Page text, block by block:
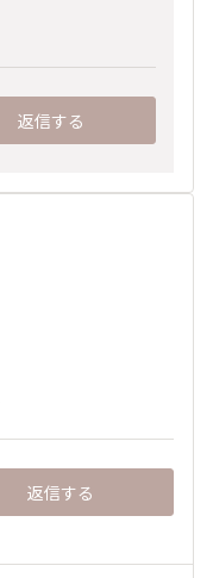
返信する
返信する